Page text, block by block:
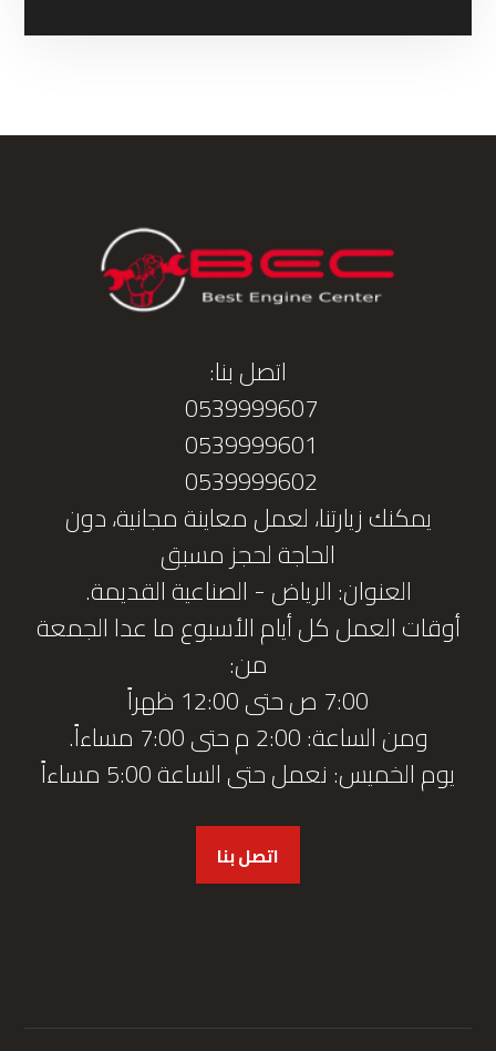
اتصل بنا:
0539999607
0539999601
0539999602
يمكنك زيارتنا، لعمل معاينة مجانية، دون
الحاجة لحجز مسبق
العنوان: الرياض - الصناعية القديمة.
أوقات العمل كل أيام الأسبوع ما عدا الجمعة
من:
7:00 ص حتى 12:00 ظهراً
ومن الساعة: 2:00 م حتى 7:00 مساءاً.
يوم الخميس: نعمل حتى الساعة 5:00 مساءاً
اتصل بنا